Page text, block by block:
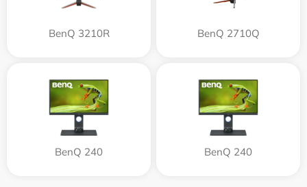
BenQ 3210R BenQ 2710Q
BenQ 240 BenQ 240